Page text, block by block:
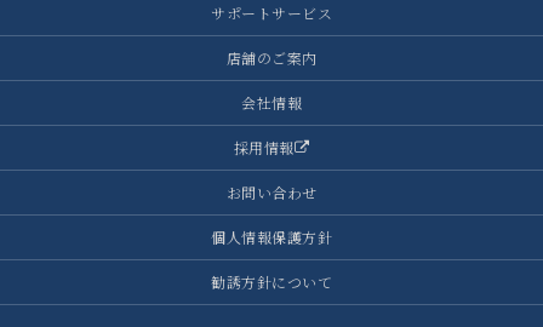
サポートサービス
店舗のご案内
会社情報
採用情報
お問い合わせ
個人情報保護方針
勧誘方針について